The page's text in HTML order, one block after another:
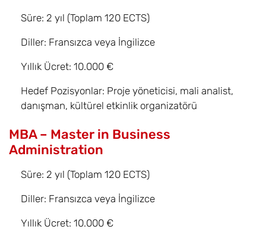
Süre: 2 yıl (Toplam 120 ECTS)
Diller: Fransızca veya İngilizce
Yıllık Ücret: 10.000 €
Hedef Pozisyonlar: Proje yöneticisi, mali analist,
danışman, kültürel etkinlik organizatörü
MBA – Master in Business
Administration
Süre: 2 yıl (Toplam 120 ECTS)
Diller: Fransızca veya İngilizce
Yıllık Ücret: 10.000 €